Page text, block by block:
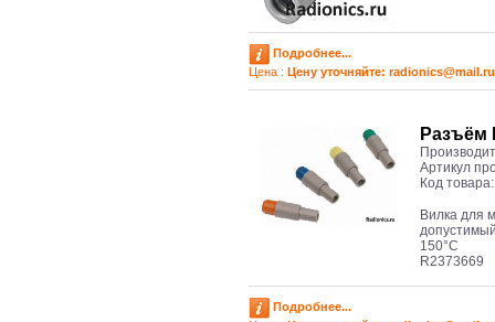
Подробнее...
Цена : Цену уточняйте: radioniсs@mail.ru
Разъём
Артикул
Код
Вилка для
150°C
R2373669
Подробнее...